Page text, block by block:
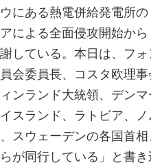
にある熱電併給発電所の
による全面侵攻開始か
している。本日は、フ
会委員長、コスタ欧理事
ンランド大統領、デンマ
スランド、ラトビア、ノ
スウェーデンの各国首
が同行している」と書き